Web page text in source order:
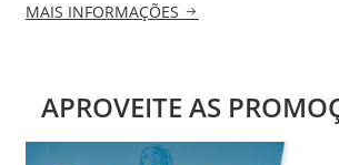
MAIS INFORMAÇÕES
APROVEITE AS